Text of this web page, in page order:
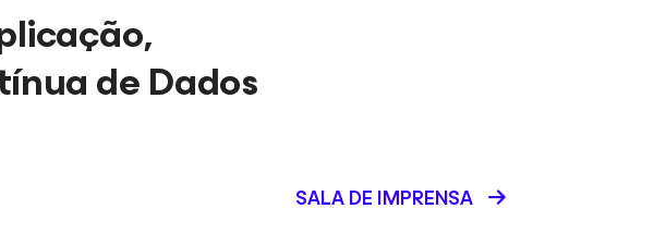
de Dados
SALA DE IMPRENSA